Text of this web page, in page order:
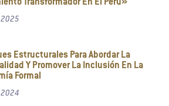
Transformador En El Perú»
2025
Estructurales Para Abordar La
Y Promover La Inclusión En La
Formal
2024